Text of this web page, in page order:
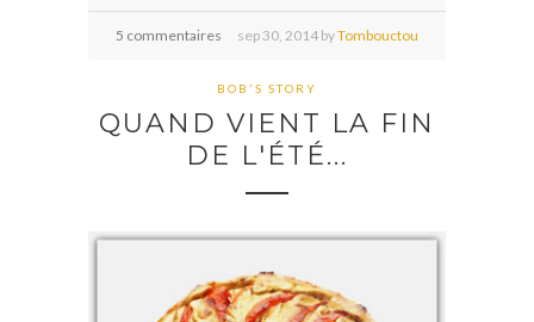
5 commentaires sep30, 2014 byTombouctou
BOB'S STORY
QUAND VIENT LA FIN
DE L'ÉTÉ...